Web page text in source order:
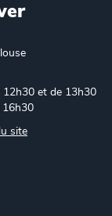
12h30 et de 13h30
16h30
site